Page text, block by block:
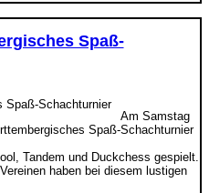
Spaß-
Am Samstag
Spaß-Schachturnier
Tandem und Duckchess gespielt.
haben bei diesem lustigen